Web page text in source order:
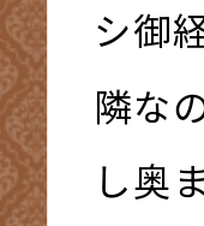
シ御
隣な
し奥